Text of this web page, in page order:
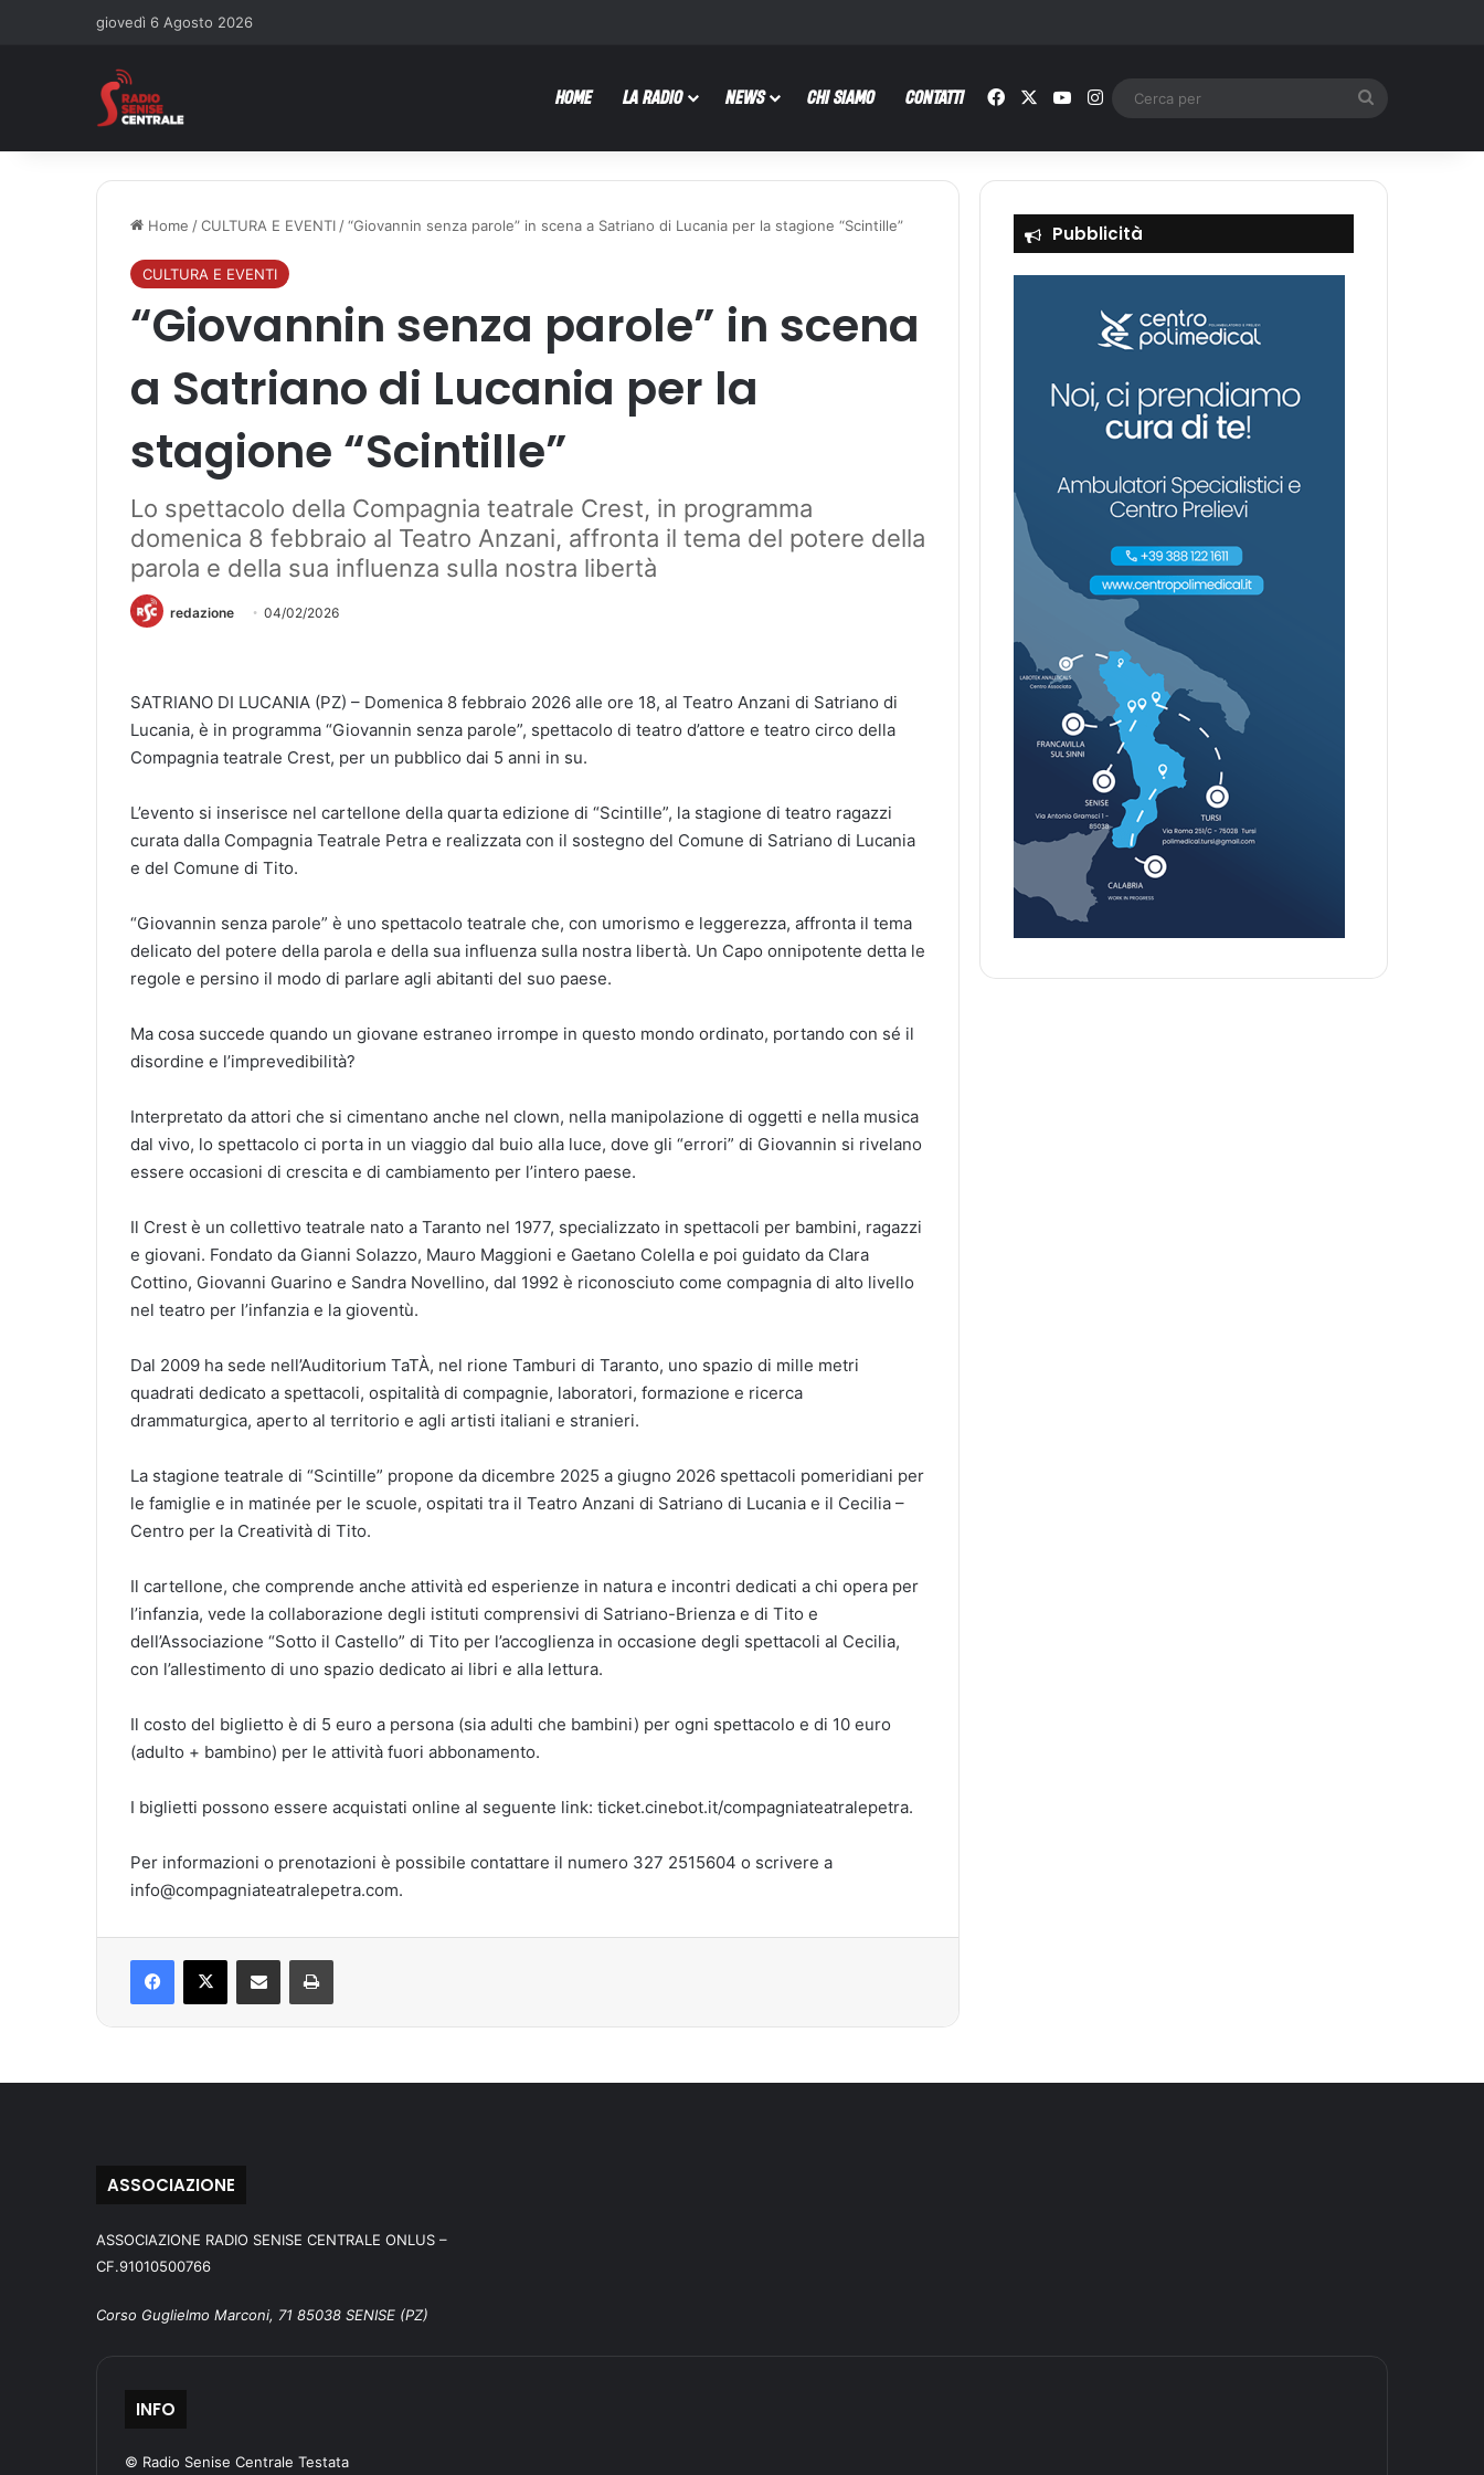
giovedì 6 Agosto 2026
HOME LA RADIO NEWS CHI SIAMO CONTATTI Facebook You TubeInstagram
Home /CULTURA E EVENTI /“Giovannin senza parole” in scena a Satriano di Lucania per la stagione “Scintille”
CULTURA E EVENTI
“Giovannin senza parole” in scena
a Satriano di Lucania per la
stagione “Scintille”
Lo spettacolo della Compagnia teatrale Crest, in programma
domenica 8 febbraio al Teatro Anzani, affronta il tema del potere della
parola e della sua influenza sulla nostra libertà
redazione 04/02/2026
SATRIANO DI LUCANIA (PZ) – Domenica 8 febbraio 2026 alle ore 18, al Teatro Anzani di Satriano di
Lucania, è in programma “Giovannin senza parole”, spettacolo di teatro d’attore e teatro circo della
Compagnia teatrale Crest, per un pubblico dai 5 anni in su.
L’evento si inserisce nel cartellone della quarta edizione di “Scintille”, la stagione di teatro ragazzi
curata dalla Compagnia Teatrale Petra e realizzata con il sostegno del Comune di Satriano di Lucania
e del Comune di Tito.
“Giovannin senza parole” è uno spettacolo teatrale che, con umorismo e leggerezza, affronta il tema
delicato del potere della parola e della sua influenza sulla nostra libertà. Un Capo onnipotente detta le
regole e persino il modo di parlare agli abitanti del suo paese.
Ma cosa succede quando un giovane estraneo irrompe in questo mondo ordinato, portando con sé il
disordine e l’imprevedibilità?
Interpretato da attori che si cimentano anche nel clown, nella manipolazione di oggetti e nella musica
dal vivo, lo spettacolo ci porta in un viaggio dal buio alla luce, dove gli “errori” di Giovannin si rivelano
essere occasioni di crescita e di cambiamento per l’intero paese.
Il Crest è un collettivo teatrale nato a Taranto nel 1977, specializzato in spettacoli per bambini, ragazzi
e giovani. Fondato da Gianni Solazzo, Mauro Maggioni e Gaetano Colella e poi guidato da Clara
Cottino, Giovanni Guarino e Sandra Novellino, dal 1992 è riconosciuto come compagnia di alto livello
nel teatro per l’infanzia e la gioventù.
Dal 2009 ha sede nell’Auditorium TaTÀ, nel rione Tamburi di Taranto, uno spazio di mille metri
quadrati dedicato a spettacoli, ospitalità di compagnie, laboratori, formazione e ricerca
drammaturgica, aperto al territorio e agli artisti italiani e stranieri.
La stagione teatrale di “Scintille” propone da dicembre 2025 a giugno 2026 spettacoli pomeridiani per
le famiglie e in matinée per le scuole, ospitati tra il Teatro Anzani di Satriano di Lucania e il Cecilia –
Centro per la Creatività di Tito.
Il cartellone, che comprende anche attività ed esperienze in natura e incontri dedicati a chi opera per
l’infanzia, vede la collaborazione degli istituti comprensivi di Satriano-Brienza e di Tito e
dell’Associazione “Sotto il Castello” di Tito per l’accoglienza in occasione degli spettacoli al Cecilia,
con l’allestimento di uno spazio dedicato ai libri e alla lettura.
Il costo del biglietto è di 5 euro a persona (sia adulti che bambini) per ogni spettacolo e di 10 euro
(adulto + bambino) per le attività fuori abbonamento.
I biglietti possono essere acquistati online al seguente link: ticket.cinebot.it/compagniateatralepetra.
Per informazioni o prenotazioni è possibile contattare il numero 327 2515604 o scrivere a
info@compagniateatralepetra.com.
Pubblicità
ASSOCIAZIONE
ASSOCIAZIONE RADIO SENISE CENTRALE ONLUS –
CF.91010500766
Corso Guglielmo Marconi, 71 85038 SENISE (PZ)
INFO
© Radio Senise Centrale Testata